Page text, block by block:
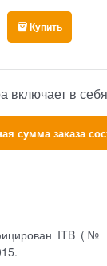
Купить
включает в
сумма заказа
ITB (№